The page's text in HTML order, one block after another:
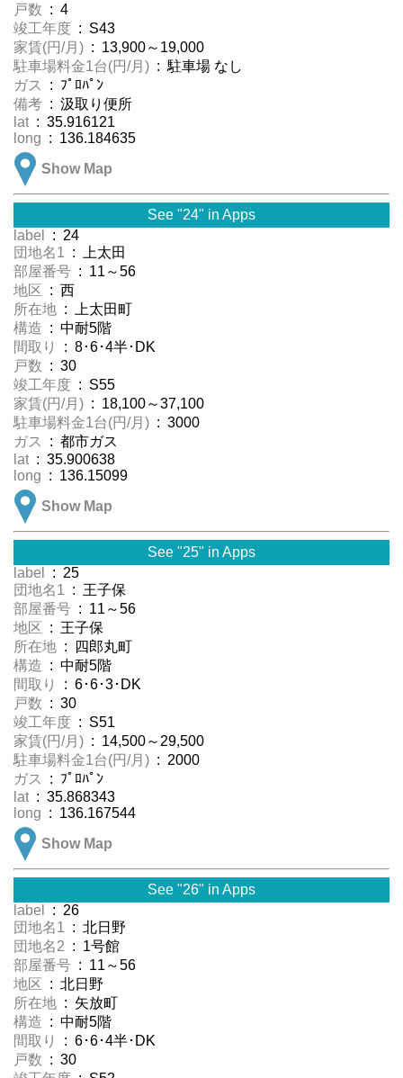
戸数 : 4
竣工年度 : S43
家賃(円/月) : 13,900～19,000
駐車場料金1台(円/月) : 駐車場 なし
ガス
: ﾌﾟﾛﾊﾟﾝ
備考 : 汲取り便所
lat : 35.916121
long : 136.184635
Show Map
See "24" in Apps
label
: 24
団地名1 : 上太田
部屋番号 : 11～56
地区 : 西
所在地 : 上太田町
構造 : 中耐5階
間取り
: 8･6･4半･DK
戸数 : 30
竣工年度 : S55
家賃(円/月) : 18,100～37,100
駐車場料金1台(円/月) : 3000
ガス
: 都市ガス
lat : 35.900638
long : 136.15099
Show Map
See "25" in Apps
label
: 25
団地名1 : 王子保
部屋番号 : 11～56
地区 : 王子保
所在地 : 四郎丸町
構造 : 中耐5階
間取り
: 6･6･3･DK
戸数 : 30
竣工年度 : S51
家賃(円/月) : 14,500～29,500
駐車場料金1台(円/月) : 2000
ガス
: ﾌﾟﾛﾊﾟﾝ
lat : 35.868343
long : 136.167544
Show Map
See "26" in Apps
label
: 26
団地名1 : 北日野
団地名2 : 1号館
部屋番号 : 11～56
地区 : 北日野
所在地 : 矢放町
構造 : 中耐5階
間取り
: 6･6･4半･DK
戸数 : 30